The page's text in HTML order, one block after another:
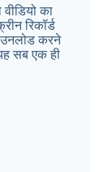
का
रिकॉर्ड
करने
सब एक ही